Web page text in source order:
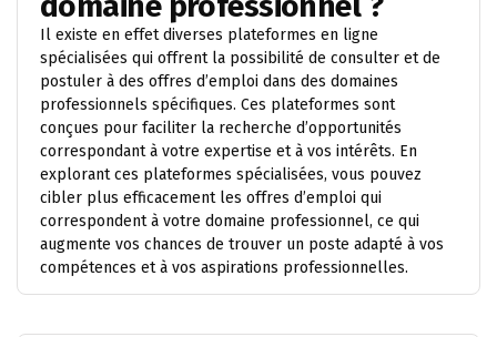
Il existe en effet diverses plateformes en ligne
spécialisées qui offrent la possibilité de consulter et de
postuler à des offres d’emploi dans des domaines
professionnels spécifiques. Ces plateformes sont
conçues pour faciliter la recherche d’opportunités
correspondant à votre expertise et à vos intérêts. En
explorant ces plateformes spécialisées, vous pouvez
cibler plus efficacement les offres d’emploi qui
correspondent à votre domaine professionnel, ce qui
augmente vos chances de trouver un poste adapté à vos
compétences et à vos aspirations professionnelles.